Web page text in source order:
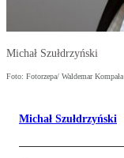
Michał Szułdrzyński
Foto: Fotorzepa/ Waldemar Kompała
Michał Szułdrzyński